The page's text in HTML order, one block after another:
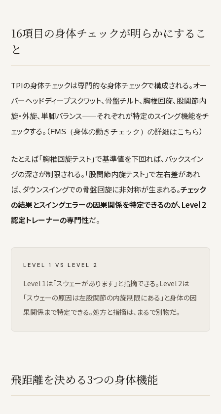
16項目の身体チェックが明らかにするこ
と
TPIの身体チェックは専門的な身体チェックで構成される。オー
バーヘッドディープスクワット、骨盤チルト、胸椎回旋、股関節内
旋・外旋、単脚バランス——それぞれが特定のスイング機能をチ
ェックする。（FMS（身体の動きチェック）の詳細はこちら）
たとえば「胸椎回旋テスト」で基準値を下回れば、バックスイン
グの深さが制限される。「股関節内旋テスト」で左右差があれ
ば、ダウンスイングでの骨盤回旋に非対称が生まれる。チェック
の結果とスイングエラーの因果関係を特定できるのが、Level 2
認定トレーナーの専門性だ。
LEVEL 1 VS LEVEL 2
Level 1は「スウェーがあります」と指摘できる。Level 2は
「スウェーの原因は左股関節の内旋制限にある」と身体の因
果関係まで特定できる。処方と指摘は、まるで別物だ。
飛距離を決める3つの身体機能